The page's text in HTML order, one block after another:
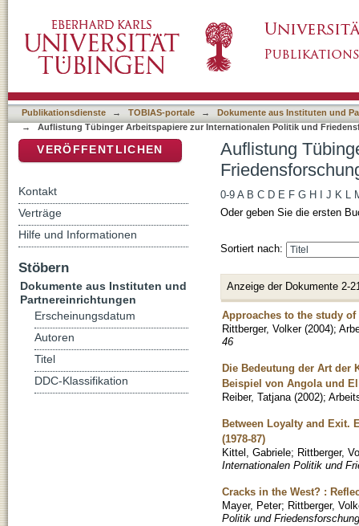
Publikationsdienste → TOBIAS-portale →
Dokumente aus Instituten und
→
Auflistung Tübinger Arbeitspapiere zur Internationalen Politik und
Auflistung
0-9 A B C D E F G H J K L
Oder geben Sie die ersten
Sortiert nach:
Anzeige der Dokumente 2-
Approaches to the study
Rittberger, Volker (2004);
46
Die Bedeutung der Art der
Beispiel von Angola und
Reiber, Tatjana (2002);
Between Loyalty and Exit.
(1978-87)
Kittel, Gabriele; Rittberger,
Internationalen Politik und
Cracks in the West? :
Mayer, Peter; Rittberger,
Politik und
VERÖFFENTLICHEN
Kontakt
Verträge
Hilfe und Informationen
Stöbern
Dokumente aus Instituten und
Partnereinrichtungen
Erscheinungsdatum
Autoren
Titel
DDC-Klassifikation